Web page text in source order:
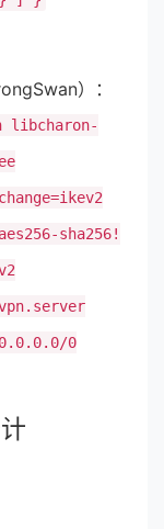
）：
libcharon-
sha256!
0